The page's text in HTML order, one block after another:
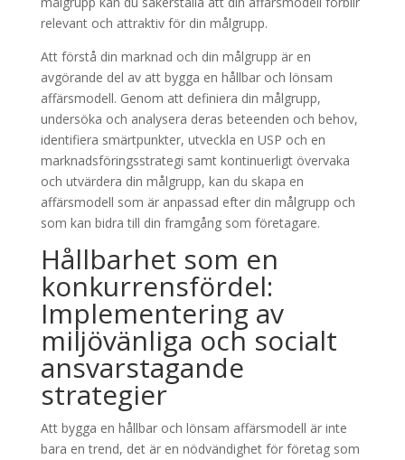
relevant och attraktiv för din målgrupp.
Att förstå din marknad och din målgrupp är en
avgörande del av att bygga en hållbar och lönsam
affärsmodell. Genom att definiera din målgrupp,
undersöka och analysera deras beteenden och behov,
identifiera smärtpunkter, utveckla en USP och en
marknadsföringsstrategi samt kontinuerligt övervaka
och utvärdera din målgrupp, kan du skapa en
affärsmodell som är anpassad efter din målgrupp och
som kan bidra till din framgång som företagare.
Hållbarhet som en
konkurrensfördel:
Implementering av
miljövänliga och socialt
ansvarstagande
strategier
Att bygga en hållbar och lönsam affärsmodell är inte
bara en trend, det är en nödvändighet för företag som